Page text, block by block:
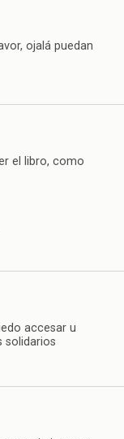
ojalá puedan
el libro, como
accesar u
solidarios